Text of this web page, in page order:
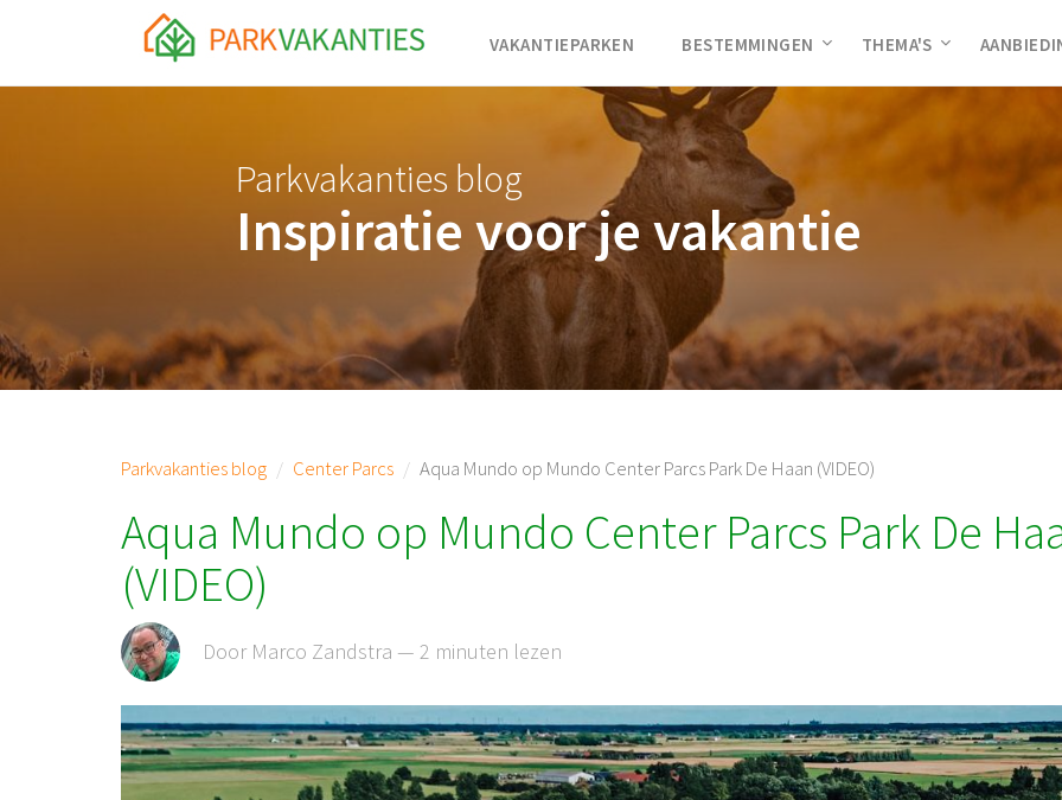
VAKANTIEPARKEN BESTEMMINGEN THEMA'S
Parkvakanties blog
Inspiratie voor je vakantie
Parkvakanties blog Center Parcs Aqua Mundo op Mundo Center Parcs Park De Haan (VIDEO)
Aqua Mundo op Mundo Center Parcs Park De
(VIDEO)
Door Marco Zandstra — 2 minuten lezen